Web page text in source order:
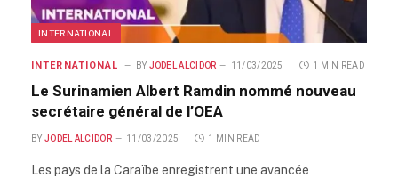
INTERNATIONAL
INTERNATIONAL BY JODEL ALCIDOR 11/03/2025 1 MIN READ
Le Surinamien Albert Ramdin nommé nouveau
secrétaire général de l’OEA
BY JODEL ALCIDOR 11/03/2025 1 MIN READ
Les pays de la Caraïbe enregistrent une avancée